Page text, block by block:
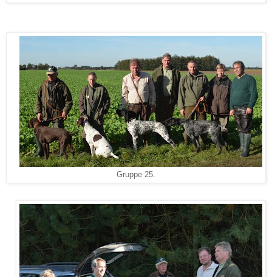
Gruppe 25.